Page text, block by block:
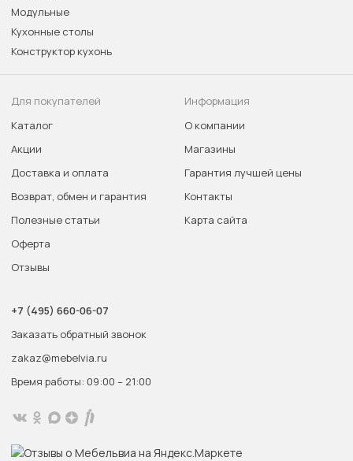
Модульные
Кухонные столы
Конструктор кухонь
Для покупателей
Каталог
Акции
Доставка и оплата
Возврат, обмен и гарантия
Полезные статьи
Оферта
Отзывы
Информация
О компании
Магазины
Гарантия лучшей цены
Контакты
Карта сайта
+7 (495) 660-06-07
Заказать обратный звонок
zakaz@mebelvia.ru
Время работы: 09:00 – 21:00